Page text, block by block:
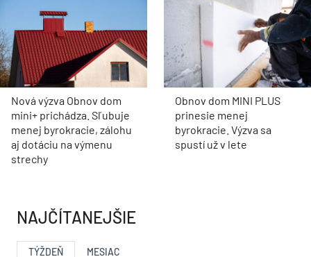
Nová výzva Obnov dom
mini+ prichádza. Sľubuje
menej byrokracie, zálohu
aj dotáciu na výmenu
strechy
Obnov dom MINI PLUS
prinesie menej
byrokracie. Výzva sa
spustí už v lete
NAJČÍTANEJŠIE
TÝŽDEŇ MESIAC